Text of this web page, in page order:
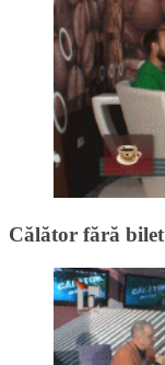
Călător fără bilet